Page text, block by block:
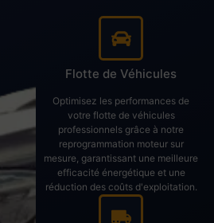
Flotte de Véhicules
Optimisez les performances de
votre flotte de véhicules
professionnels grâce à notre
reprogrammation moteur sur
mesure, garantissant une meilleure
efficacité énergétique et une
réduction des coûts d'exploitation.